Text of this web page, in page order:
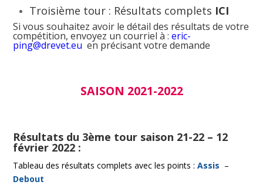
Troisième tour : Résultats complets ICI
Si vous souhaitez avoir le détail des résultats de votre
compétition, envoyez un courriel à :eric-
ping@drevet.eu en précisant votre demande
SAISON 2021-2022
Résultats du 3ème tour saison 21-22 – 12
février 2022 :
Tableau des résultats complets avec les points :Assis –
Debout